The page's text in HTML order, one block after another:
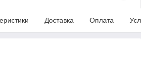
Доставка Оплата